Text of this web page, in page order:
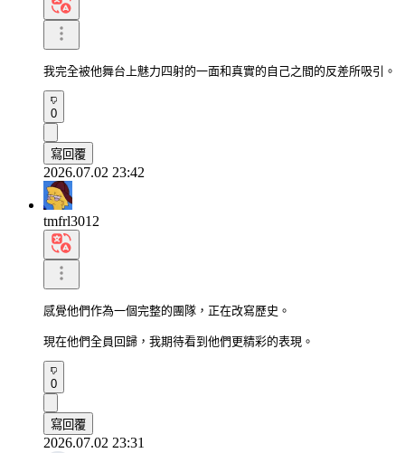
我完全被他舞台上魅力四射的一面和真實的自己之間的反差所吸引。
0
寫回覆
2026.07.02 23:42
tmfrl3012
感覺他們作為一個完整的團隊，正在改寫歷史。
現在他們全員回歸，我期待看到他們更精彩的表現。
0
寫回覆
2026.07.02 23:31